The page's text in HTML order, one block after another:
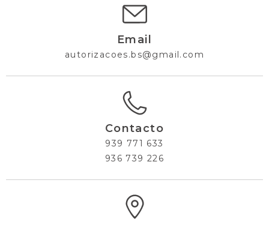
Email
autorizacoes.bs@gmail.com
Contacto
939 771 633
936 739 226